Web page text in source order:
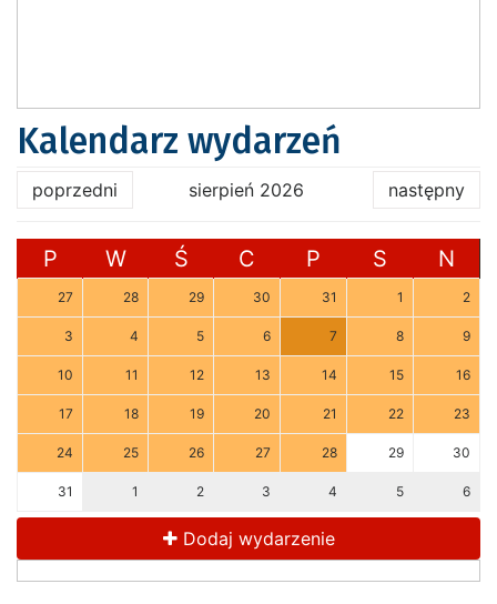
Kalendarz wydarzeń
poprzedni sierpień 2026 następny
P W Ś C P S N
27 28 29 30 31 1 2
3 4 5 6 7 8 9
10 11 12 13 14 15 16
17 18 19 20 21 22 23
24 25 26 27 28 29 30
31 1 2 3 4 5 6
Dodaj wydarzenie